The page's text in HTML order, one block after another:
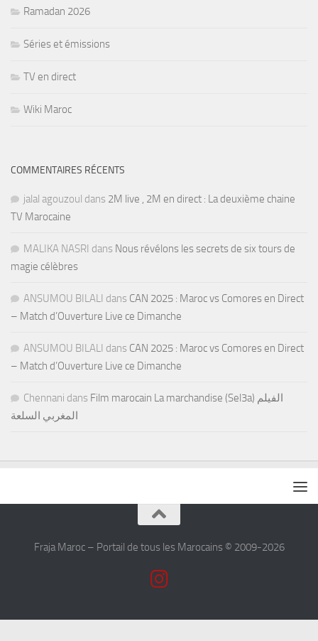
Ramadan 2026
Séries et émissions
TV en direct
Wiki Maroc
COMMENTAIRES RÉCENTS
jalal agouzoul dans 2M live , 2M en direct : La deuxième chaine
TV Marocaine
MALIKA NASRI dans Nous révélons les secrets de six tours de
magie célèbres
ANSUMOU BILALI dans CAN 2025 : Maroc vs Comores en Direct
– Match d’Ouverture Live ce Dimanche
ANSUMOU BILALI dans CAN 2025 : Maroc vs Comores en Direct
– Match d’Ouverture Live ce Dimanche
Chennani dans Film marocain La marchandise (Sel3a) الفيلم
المغربي السلعة
Fraja Maroc – Portail de tous les Marocains © 2009-2026